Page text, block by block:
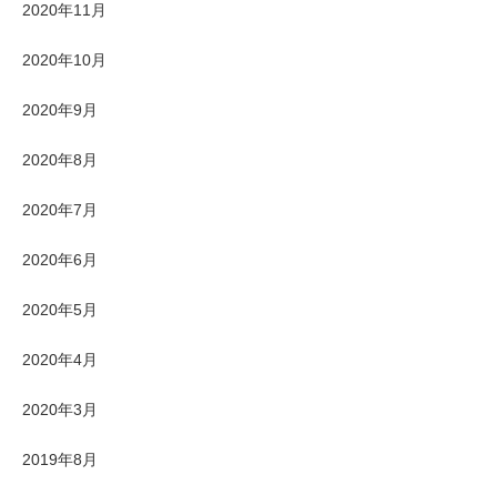
2020年11月
2020年10月
2020年9月
2020年8月
2020年7月
2020年6月
2020年5月
2020年4月
2020年3月
2019年8月